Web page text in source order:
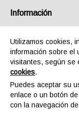
Información
Utilizamos cookies,
información sobre el
visitantes, según se
cookies.
Puedes aceptar su
enlace o un botón
con la navegación